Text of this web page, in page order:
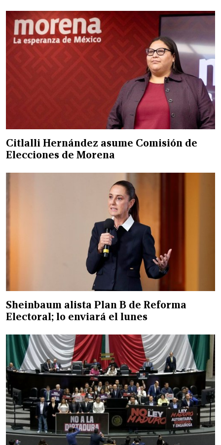
Citlalli Hernández asume Comisión de
Elecciones de Morena
Sheinbaum alista Plan B de Reforma
Electoral; lo enviará el lunes